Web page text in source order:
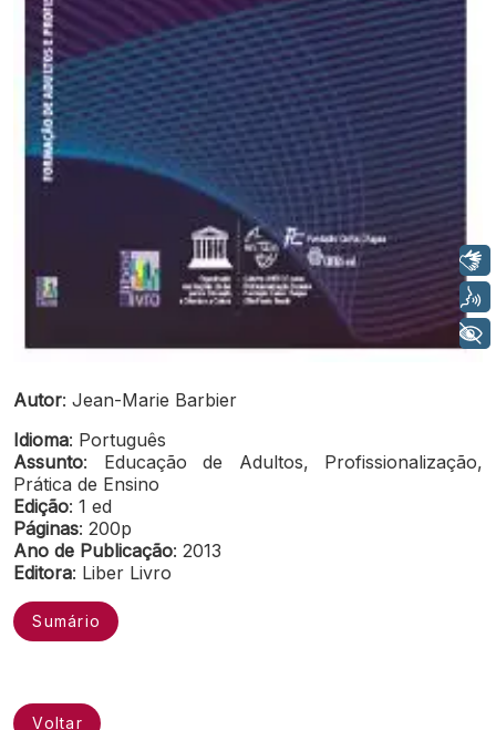
Autor: Jean-Marie Barbier
Idioma: Português
Assunto: Educação de Adultos, Profissionalização,
Prática de Ensino
Edição: 1 ed
Páginas: 200p
Ano de Publicação: 2013
Editora: Liber Livro
Sumário
Voltar
Libras
Voz
+ Acessibilidade